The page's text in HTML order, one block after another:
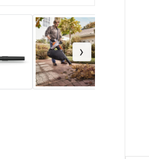
›